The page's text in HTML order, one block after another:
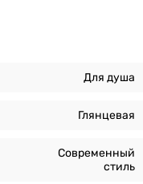
Для душа
Глянцевая
Современный
стиль